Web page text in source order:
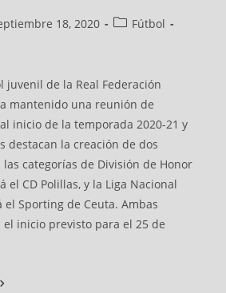
18, 2020
Fútbol
juvenil de la Real Federación
mantenido una reunión de
inicio de la temporada 2020-21 y
destacan la creación de dos
categorías de División de Honor
el CD Polillas, y la Liga Nacional
el Sporting de Ceuta. Ambas
inicio previsto para el 25 de